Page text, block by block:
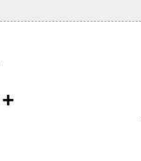
+